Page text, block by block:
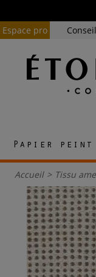
Espace pro
Papier peint
Accueil > Tissu